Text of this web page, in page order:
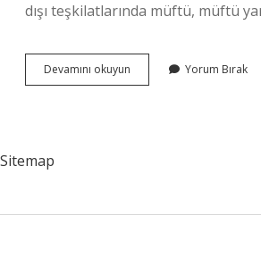
dışı teşkilatlarında müftü, müftü
Devamını okuyun
Kimler
Yorum Bırak
Sitemap